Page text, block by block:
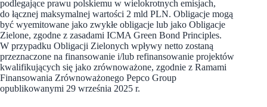
podlegające prawu polskiemu w wielokrotnych emisjach,
do łącznej maksymalnej wartości 2 mld PLN. Obligacje mogą
być wyemitowane jako zwykłe obligacje lub jako Obligacje
Zielone, zgodne z zasadami ICMA Green Bond Principles.
W przypadku Obligacji Zielonych wpływy netto zostaną
przeznaczone na finansowanie i/lub refinansowanie projektów
kwalifikujących się jako zrównoważone, zgodnie z Ramami
Finansowania Zrównoważonego Pepco Group
opublikowanymi 29 września 2025 r.